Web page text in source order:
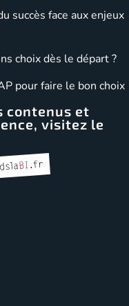
succès face aux enjeux
choix dès le départ ?
pour faire le bon choix
contenus et
visitez le